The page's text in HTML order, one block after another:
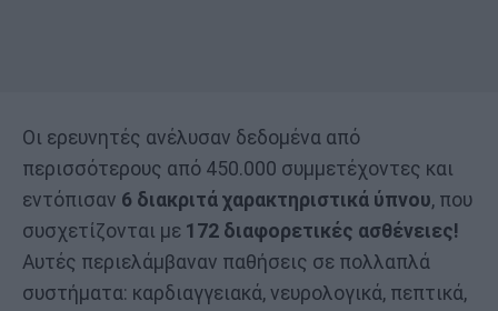
Οι ερευνητές ανέλυσαν δεδομένα από
περισσότερους από 450.000 συμμετέχοντες και
εντόπισαν 6 διακριτά χαρακτηριστικά ύπνου, που
συσχετίζονται με 172 διαφορετικές ασθένειες!
Αυτές περιελάμβαναν παθήσεις σε πολλαπλά
συστήματα: καρδιαγγειακά, νευρολογικά, πεπτικά,